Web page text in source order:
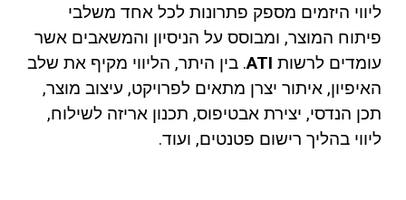
ליווי היזמים מספק פתרונות לכל אחד משלבי
פיתוח המוצר, ומבוסס על הניסיון והמשאבים אשר
עומדים לרשותATI
. בין היתר, הליווי מקיף את שלב
האיפיון, איתור יצרן מתאים לפרויקט, עיצוב מוצר,
תכן הנדסי, יצירת אבטיפוס, תכנון אריזה לשילוח,
ליווי בהליך רישום פטנטים, ועוד.